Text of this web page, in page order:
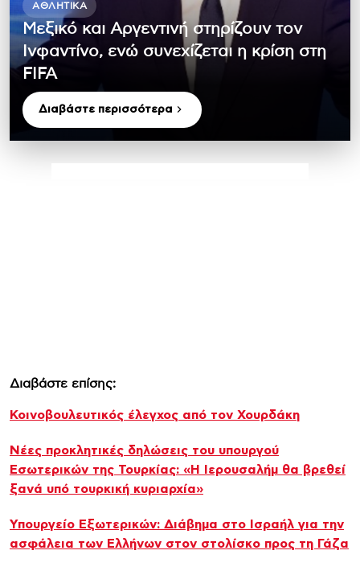
ΑΘΛΗΤΙΚΆ
Μεξικό και Αργεντινή στηρίζουν τον
Ινφαντίνο, ενώ συνεχίζεται η κρίση στη
FIFA
Διαβάστε περισσότερα
Διαβάστε επίσης:
Κοινοβουλευτικός έλεγχος από τον Χουρδάκη
Νέες προκλητικές δηλώσεις του υπουργού
Εσωτερικών της Τουρκίας: «Η Ιερουσαλήμ θα βρεθεί
ξανά υπό τουρκική κυριαρχία»
Υπουργείο Εξωτερικών: Διάβημα στο Ισραήλ για την
ασφάλεια των Ελλήνων στον στολίσκο προς τη Γάζα